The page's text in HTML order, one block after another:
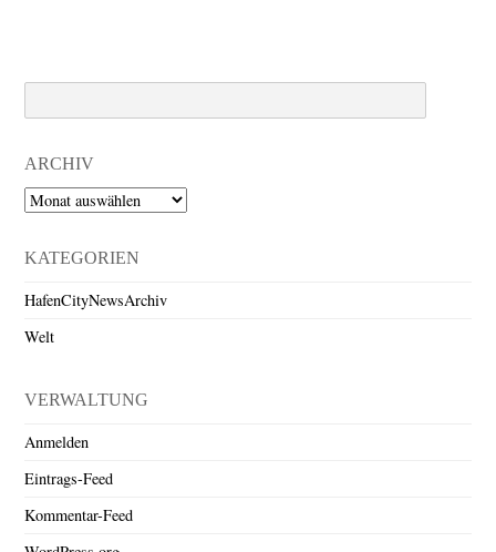
ARCHIV
Archiv
KATEGORIEN
HafenCityNewsArchiv
Welt
VERWALTUNG
Anmelden
Eintrags-Feed
Kommentar-Feed